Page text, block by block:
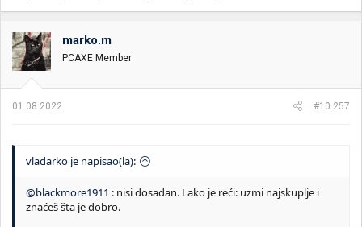
marko.m
PCAXE Member
01.08.2022. #10.257
vladarko je napisao(la):
@blackmore1911 : nisi dosadan. Lako je reći: uzmi najskuplje i
znaćeš šta je dobro.